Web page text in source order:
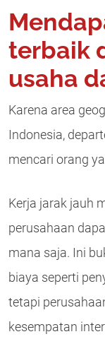
terbaik
usaha
Karena area
Indonesia,
mencari orang
Kerja jarak jauh
perusahaan
mana saja. Ini
biaya seperti
tetapi
kesempatan